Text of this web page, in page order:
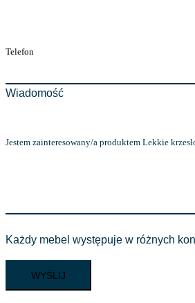
Wiadomość
Każdy mebel występuje w różnych
WYŚLIJ